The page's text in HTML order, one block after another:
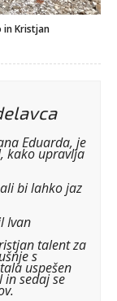
in Kristjan
Eduarda, je
kako upravlja
bi lahko jaz
Ivan
talent za
s
uspešen
in sedaj se